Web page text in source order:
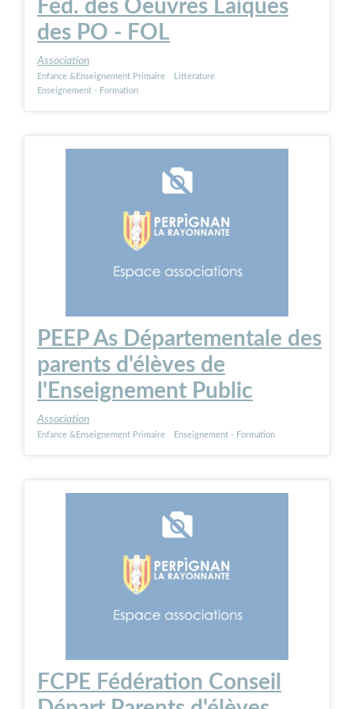
Féd. des Oeuvres Laiques
des PO - FOL
Association
Enfance &Enseignement Primaire
Littérature
Enseignement - Formation
PEEP As Départementale des
parents d'élèves de
l'Enseignement Public
Association
Enfance &Enseignement Primaire Enseignement - Formation
FCPE Fédération Conseil